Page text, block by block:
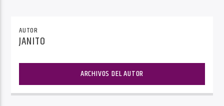
AUTOR
JANITO
ARCHIVOS DEL AUTOR